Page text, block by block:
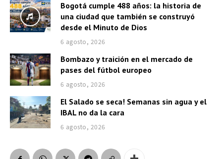
Bogotá cumple 488 años: la historia de
una ciudad que también se construyó
desde el Minuto de Dios
6 agosto, 2026
Bombazo y traición en el mercado de
pases del fútbol europeo
6 agosto, 2026
El Salado se seca! Semanas sin agua y el
IBAL no da la cara
6 agosto, 2026